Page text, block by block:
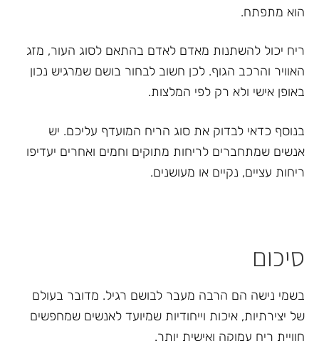
הוא מתפתח.
ריח יכול להשתנות מאדם לאדם בהתאם לסוג העור, מזג
האוויר והרכב הגוף. לכן חשוב לבחור בושם שמרגיש נכון
באופן אישי ולא רק לפי המלצות.
בנוסף כדאי לבדוק את סוג הריח המועדף עליכם. יש
אנשים שמתחברים לריחות מתוקים וחמים ואחרים יעדיפו
ריחות עציים, נקיים או מעושנים.
סיכום
בשמי נישה הם הרבה מעבר לבושם רגיל. מדובר בעולם
של יצירתיות, איכות וייחודיות שמיועד לאנשים שמחפשים
חוויית ריח עמוקה ואישית יותר.